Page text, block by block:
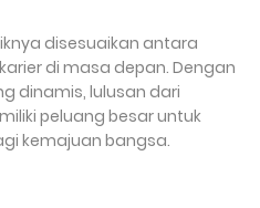
disesuaikan antara
di masa depan. Dengan
dinamis, lulusan dari
peluang besar untuk
kemajuan bangsa.